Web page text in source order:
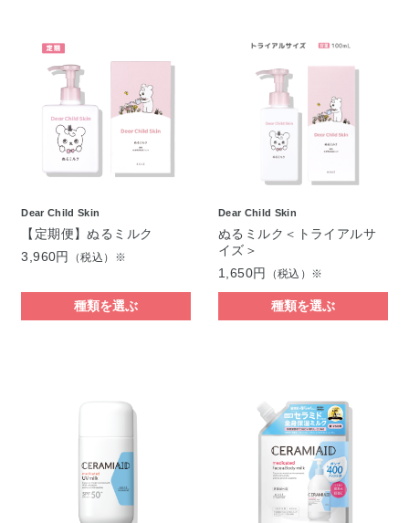
Dear Child Skin
【定期便】ぬるミルク
3,960円
（税込）※
種類を選ぶ
Dear Child Skin
ぬるミルク＜トライアルサ
イズ＞
1,650円
（税込）※
種類を選ぶ